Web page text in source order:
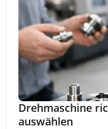
Drehmaschine
auswählen